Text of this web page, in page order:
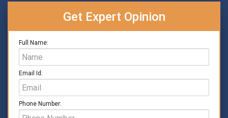
Get Expert Opinion
Full Name:
Email Id:
Phone Number: